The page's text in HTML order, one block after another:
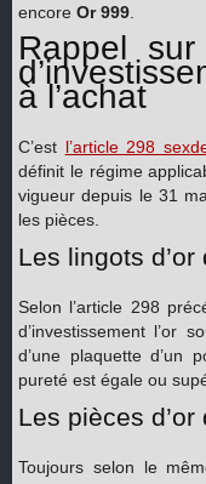
encore Or 999
Rappel
à l’achat
C’est l’article 298
définit le régime
vigueur depuis le 31
les pièces.
Les lingots d’or
Selon l’article 298
d’investissement l’or
d’une plaquette d’un
pureté est égale ou
Les pièces d’or
Toujours selon le